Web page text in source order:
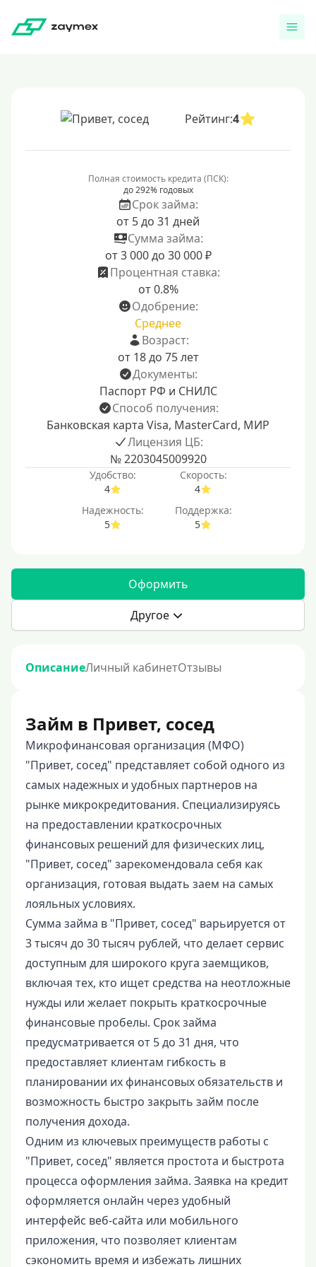
Рейтинг:4
Полная стоимость кредита (ПСК):
до 292% годовых
Срок займа:
от 5 до 31 дней
Сумма займа:
от 3 000 до 30 000 ₽
Процентная ставка:
от 0.8%
Одобрение:
Среднее
Возраст:
от 18 до 75 лет
Документы:
Паспорт РФ и СНИЛС
Способ получения:
Банковская карта Visa, MasterCard, МИР
Лицензия ЦБ:
№ 2203045009920
Удобство:
4
Скорость:
4
Надежность:
5
Поддержка:
5
Оформить
Другое
ОписаниеЛичный кабинетОтзывы
Займ в Привет, сосед
Микрофинансовая организация (МФО)
"Привет, сосед" представляет собой одного из
самых надежных и удобных партнеров на
рынке микрокредитования. Специализируясь
на предоставлении краткосрочных
финансовых решений для физических лиц,
"Привет, сосед" зарекомендовала себя как
организация, готовая выдать заем на самых
лояльных условиях.
Сумма займа в "Привет, сосед" варьируется от
3 тысяч до 30 тысяч рублей, что делает сервис
доступным для широкого круга заемщиков,
включая тех, кто ищет средства на неотложные
нужды или желает покрыть краткосрочные
финансовые пробелы. Срок займа
предусматривается от 5 до 31 дня, что
предоставляет клиентам гибкость в
планировании их финансовых обязательств и
возможность быстро закрыть займ после
получения дохода.
Одним из ключевых преимуществ работы с
"Привет, сосед" является простота и быстрота
процесса оформления займа. Заявка на кредит
оформляется онлайн через удобный
интерфейс веб-сайта или мобильного
приложения, что позволяет клиентам
сэкономить время и избежать лишних